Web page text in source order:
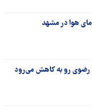
رضوی رو به کاهش می‌رود